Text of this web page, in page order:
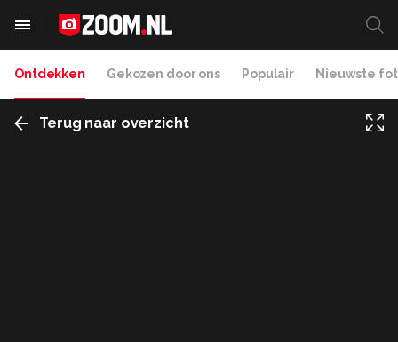
Ontdekken Gekozen door ons Populair Nieuwste
Terug naar overzicht